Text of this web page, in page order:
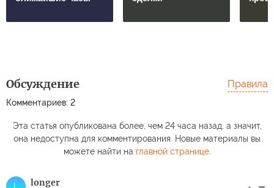
Обсуждение
Комментариев: 2
Правила
Эта статья опубликована более, чем 24 часа назад, а значит,
она недоступна для комментирования. Новые материалы вы
можете найти на главной странице.
L longer